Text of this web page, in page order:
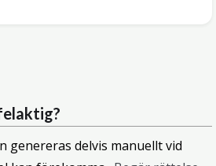
genereras delvis manuellt vid